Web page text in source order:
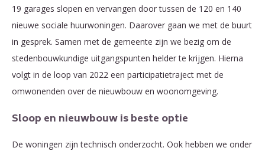
19 garages slopen en vervangen door tussen de 120 en 140
nieuwe sociale huurwoningen. Daarover gaan we met de buurt
in gesprek. Samen met de gemeente zijn we bezig om de
stedenbouwkundige uitgangspunten helder te krijgen. Hierna
volgt in de loop van 2022 een participatietraject met de
omwonenden over de nieuwbouw en woonomgeving.
Sloop en nieuwbouw is beste optie
De woningen zijn technisch onderzocht. Ook hebben we onder